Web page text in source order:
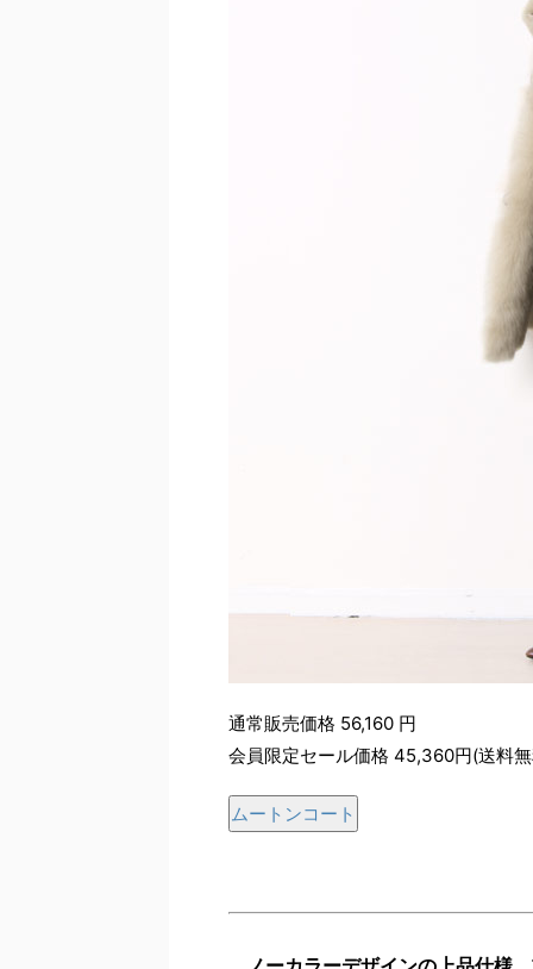
通常販売価格 56,160 円
会員限定セール価格 45,360円(送料
ムートンコート